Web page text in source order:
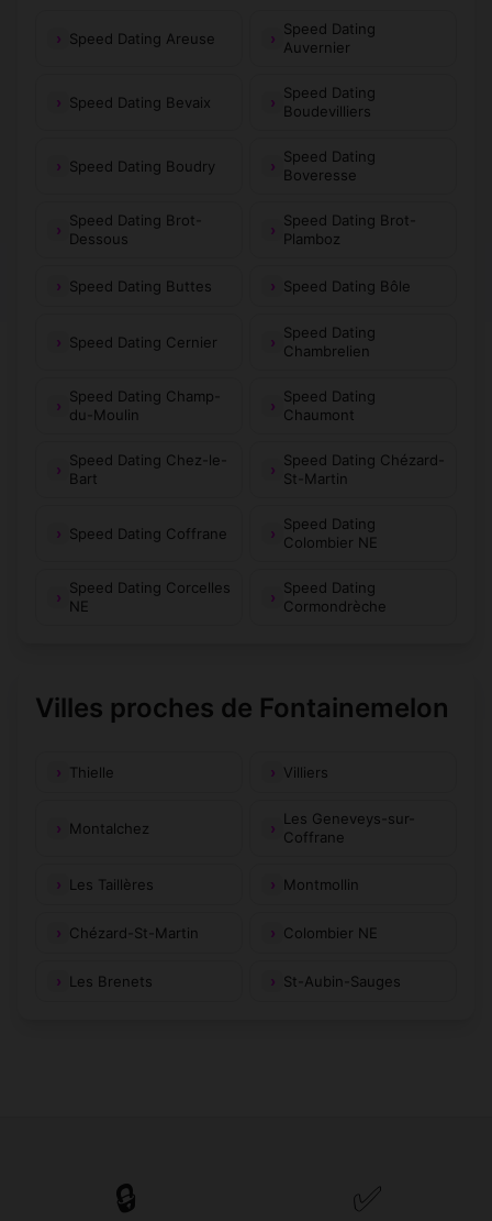
Speed Dating Areuse
Speed Dating
Auvernier
Speed Dating Bevaix
Speed Dating
Boudevilliers
Speed Dating Boudry
Speed Dating
Boveresse
Speed Dating Brot-
Dessous
Speed Dating Brot-
Plamboz
Speed Dating Buttes Speed Dating Bôle
Speed Dating Cernier
Speed Dating
Chambrelien
Speed Dating Champ-
du-Moulin
Speed Dating
Chaumont
Speed Dating Chez-le-
Bart
Speed Dating Chézard-
St-Martin
Speed Dating Coffrane
Speed Dating
Colombier NE
Speed Dating Corcelles
NE
Speed Dating
Cormondrèche
Villes proches de Fontainemelon
Thielle Villiers
Montalchez
Les Geneveys-sur-
Coffrane
Les Taillères Montmollin
Chézard-St-Martin Colombier NE
Les Brenets St-Aubin-Sauges
🔒 ✅